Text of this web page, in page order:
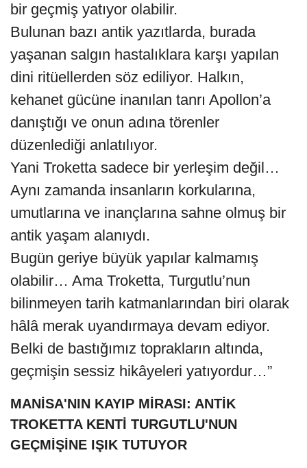
bir geçmiş yatıyor olabilir.
Bulunan bazı antik yazıtlarda, burada
yaşanan salgın hastalıklara karşı yapılan
dini ritüellerden söz ediliyor. Halkın,
kehanet gücüne inanılan tanrı Apollon’a
danıştığı ve onun adına törenler
düzenlediği anlatılıyor.
Yani Troketta sadece bir yerleşim değil…
Aynı zamanda insanların korkularına,
umutlarına ve inançlarına sahne olmuş bir
antik yaşam alanıydı.
Bugün geriye büyük yapılar kalmamış
olabilir… Ama Troketta, Turgutlu’nun
bilinmeyen tarih katmanlarından biri olarak
hâlâ merak uyandırmaya devam ediyor.
Belki de bastığımız toprakların altında,
geçmişin sessiz hikâyeleri yatıyordur…”
MANİSA'NIN KAYIP MİRASI: ANTİK
TROKETTA KENTİ TURGUTLU'NUN
GEÇMİŞİNE IŞIK TUTUYOR